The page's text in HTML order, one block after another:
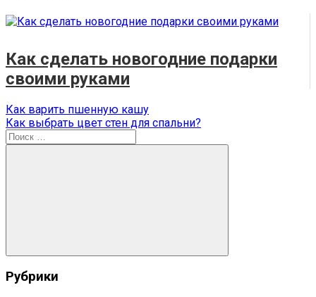
Как сделать новогодние подарки
своими руками
Навигация
по
записям
Предыдущая
запись:
Как варить пшенную кашу
Следующая
запись:
Как выбрать цвет стен для спальни?
Поиск
для:
Поиск
Рубрики